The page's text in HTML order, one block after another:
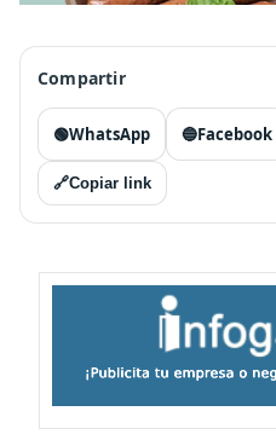
Compartir
🟢WhatsApp 🔵Facebook
🔗Copiar link